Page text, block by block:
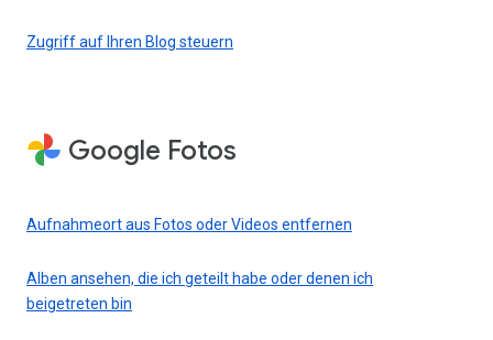
Zugriff auf Ihren Blog steuern
Google Fotos
Aufnahmeort aus Fotos oder Videos entfernen
Alben ansehen, die ich geteilt habe oder denen ich
beigetreten bin